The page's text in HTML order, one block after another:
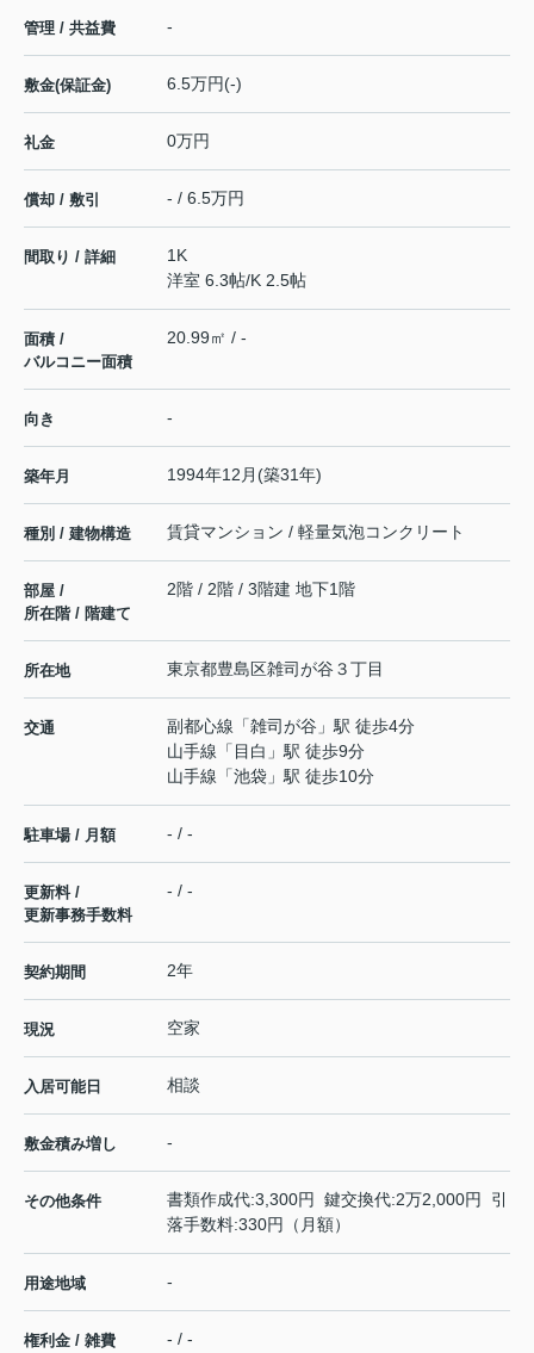
管理 / 共益費 -
敷金(保証金) 6.5万円(-)
礼金 0万円
償却 / 敷引 - / 6.5万円
間取り / 詳細
1K
洋室 6.3帖/K 2.5帖
面積 /
バルコニー面積
20.99㎡ / -
向き -
築年月 1994年12月(築31年)
種別 / 建物構造 賃貸マンション / 軽量気泡コンクリート
部屋 /
所在階 / 階建て
2階 / 2階 / 3階建 地下1階
所在地 東京都豊島区雑司が谷 ３丁目
交通 副都心線 「雑司が谷 」駅 徒歩4分
山手線 「 目白 」駅 徒歩9分
山手線 「池袋 」駅 徒歩10分
駐車場 / 月額 - / -
更新料 /
更新事務手数料
- / -
契約期間 2年
現況 空家
入居可能日 相談
敷金積み増し -
その他条件
書類作成代:3,300円 鍵交換代:2万2,000円 引
落手数料:330円（月額）
用途地域 -
権利金 / 雑費 - / -